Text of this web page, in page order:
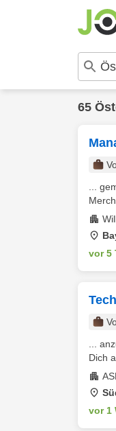
65
...
vor 5
...
Dich
vor 1